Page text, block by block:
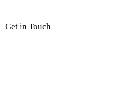
Get in Touch